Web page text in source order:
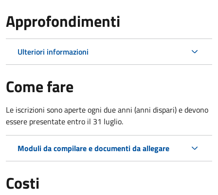
Approfondimenti
Ulteriori informazioni
Come fare
Le iscrizioni sono aperte ogni due anni (anni dispari) e devono
essere presentate entro il 31 luglio.
Moduli da compilare e documenti da allegare
Costi